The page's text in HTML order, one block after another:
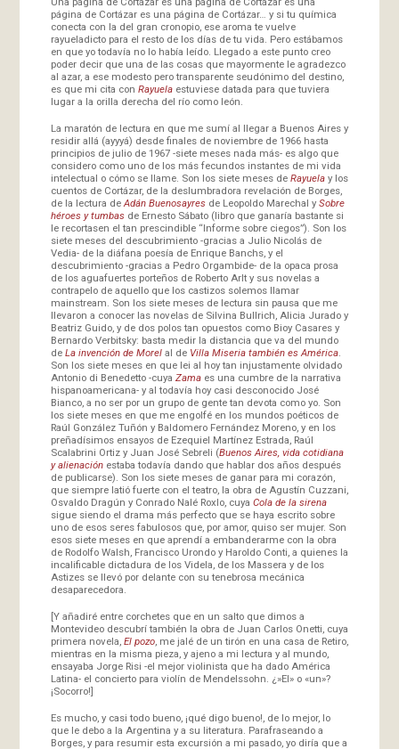
página de Cortázar es una página de Cortázar… y si tu química
conecta con la del gran cronopio, ese aroma te vuelve
rayueladicto para el resto de los días de tu vida. Pero estábamos
en que yo todavía no lo había leído. Llegado a este punto creo
poder decir que una de las cosas que mayormente le agradezco
al azar, a ese modesto pero transparente seudónimo del destino,
es que mi cita con Rayuelaestuviese datada para que tuviera
lugar a la orilla derecha del río como león.
La maratón de lectura en que me sumí al llegar a Buenos Aires y
residir allá (ayyyá) desde finales de noviembre de 1966 hasta
principios de julio de 1967 -siete meses nada más- es algo que
considero como uno de los más fecundos instantes de mi vida
intelectual o cómo se llame. Son los siete meses de Rayuelay los
cuentos de Cortázar, de la deslumbradora revelación de Borges,
de la lectura de Adán Buenosayresde Leopoldo Marechal y Sobre
héroes y tumbasde Ernesto Sábato (libro que ganaría bastante si
le recortasen el tan prescindible “Informe sobre ciegos”). Son los
siete meses del descubrimiento -gracias a Julio Nicolás de
Vedia- de la diáfana poesía de Enrique Banchs, y el
descubrimiento -gracias a Pedro Orgambide- de la opaca prosa
de los aguafuertes porteños de Roberto Arlt y sus novelas a
contrapelo de aquello que los castizos solemos llamar
mainstream. Son los siete meses de lectura sin pausa que me
llevaron a conocer las novelas de Silvina Bullrich, Alicia Jurado y
Beatriz Guido, y de dos polos tan opuestos como Bioy Casares y
Bernardo Verbitsky: basta medir la distancia que va del mundo
de La invención de Morelal de Villa Miseria también es América.
Son los siete meses en que lei al hoy tan injustamente olvidado
Antonio di Benedetto -cuya Zamaes una cumbre de la narrativa
hispanoamericana- y al todavía hoy casi desconocido José
Bianco, a no ser por un grupo de gente tan devota como yo. Son
los siete meses en que me engolfé en los mundos poéticos de
Raúl González Tuñón y Baldomero Fernández Moreno, y en los
preñadísimos ensayos de Ezequiel Martínez Estrada, Raúl
Scalabrini Ortiz y Juan José Sebreli (Buenos Aires, vida cotidiana
y alienaciónestaba todavía dando que hablar dos años después
de publicarse). Son los siete meses de ganar para mi corazón,
que siempre latió fuerte con el teatro, la obra de Agustín Cuzzani,
Osvaldo Dragún y Conrado Nalé Roxlo, cuya Cola de la sirena
sigue siendo el drama más perfecto que se haya escrito sobre
uno de esos seres fabulosos que, por amor, quiso ser mujer. Son
esos siete meses en que aprendí a embanderarme con la obra
de Rodolfo Walsh, Francisco Urondo y Haroldo Conti, a quienes la
incalificable dictadura de los Videla, de los Massera y de los
Astizes se llevó por delante con su tenebrosa mecánica
desaparecedora.
[Y añadiré entre corchetes que en un salto que dimos a
Montevideo descubrí también la obra de Juan Carlos Onetti, cuya
primera novela, El pozo, me jalé de un tirón en una casa de Retiro,
mientras en la misma pieza, y ajeno a mi lectura y al mundo,
ensayaba Jorge Risi -el mejor violinista que ha dado América
Latina- el concierto para violín de Mendelssohn. ¿»El» o «un»?
¡Socorro!]
Es mucho, y casi todo bueno, ¡qué digo bueno!, de lo mejor, lo
que le debo a la Argentina y a su literatura. Parafraseando a
Borges, y para resumir esta excursión a mi pasado, yo diría que a